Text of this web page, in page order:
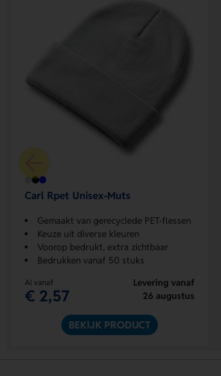
Carl Rpet Unisex-Muts
Gemaakt van gerecyclede PET-flessen
Keuze uit diverse kleuren
Voorop bedrukt, extra zichtbaar
Bedrukken vanaf 50 stuks
Al vanaf
€ 2,57
Levering vanaf
26 augustus
BEKIJK PRODUCT